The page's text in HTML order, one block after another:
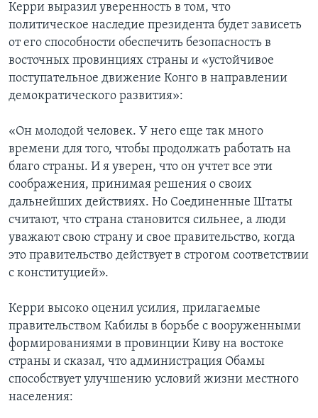
Керри выразил уверенность в том, что
политическое наследие президента будет зависеть
от его способности обеспечить безопасность в
восточных провинциях страны и «устойчивое
поступательное движение Конго в направлении
демократического развития»:
«Он молодой человек. У него еще так много
времени для того, чтобы продолжать работать на
благо страны. И я уверен, что он учтет все эти
соображения, принимая решения о своих
дальнейших действиях. Но Соединенные Штаты
считают, что страна становится сильнее, а люди
уважают свою страну и свое правительство, когда
это правительство действует в строгом соответствии
с конституцией».
Керри высоко оценил усилия, прилагаемые
правительством Кабилы в борьбе с вооруженными
формированиями в провинции Киву на востоке
страны и сказал, что администрация Обамы
способствует улучшению условий жизни местного
населения: